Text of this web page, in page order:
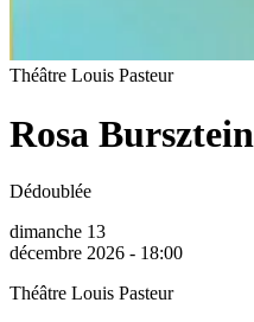
Théâtre Louis Pasteur
Rosa Bursztein
Dédoublée
dimanche 13
décembre 2026 - 18:00
Théâtre Louis Pasteur